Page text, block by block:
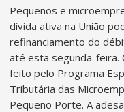
Pequenos e
dívida ativa na União
refinanciamento do
até esta segunda-feira.
feito pelo Programa
Tributária das
Pequeno Porte. A